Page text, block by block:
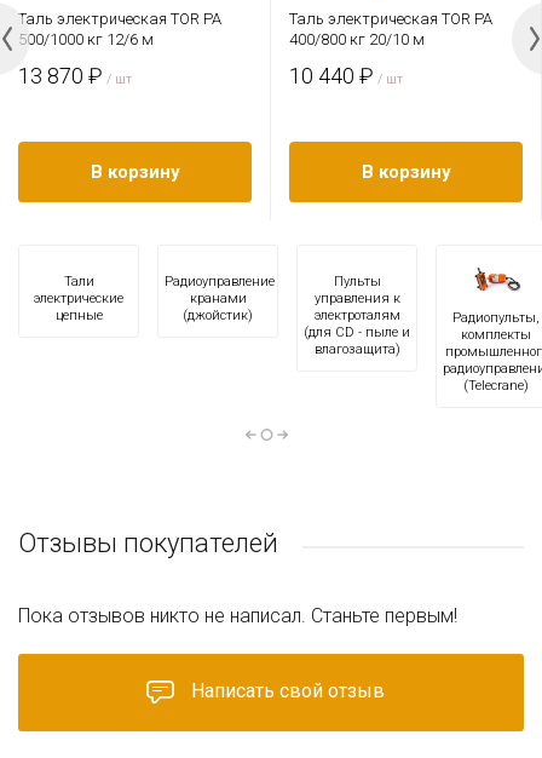
Таль электрическая TOR PA
500/1000 кг 12/6 м
13 870 ₽ / шт
В корзину
Таль электрическая TOR PA
400/800 кг 20/10 м
10 440 ₽ / шт
В корзину
Тали
электрические
цепные
Радиоуправление
кранами
(джойстик)
Пульты
управления к
электроталям
(для CD - пыле и
влагозащита)
Радиопульты,
комплекты
(Telecrane)
Отзывы покупателей
Написать свой отзыв
Пока отзывов никто не написал. Станьте первым!